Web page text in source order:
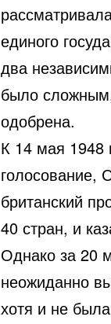
единого
два
было
одобрена.
К 14 мая 1948
голосование,
британский
40 стран, и
Однако за 20
неожиданно
хотя и не